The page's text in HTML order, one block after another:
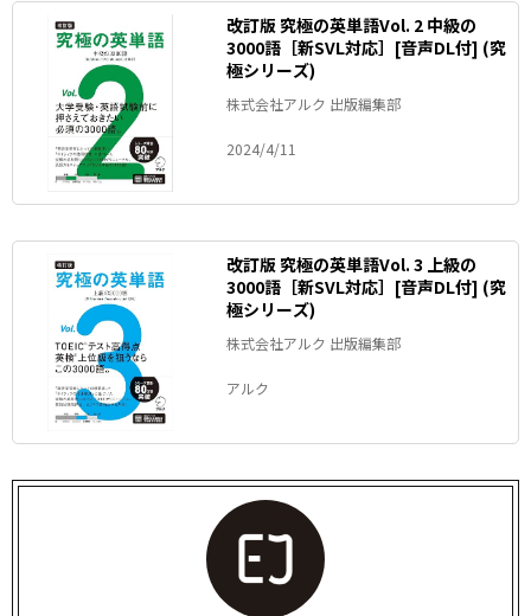
改訂版 究極の英単語Vol. 2 中級の
3000語［新SVL対応］[音声DL付] (究
極シリーズ)
株式会社アルク 出版編集部
2024/4/11
改訂版 究極の英単語Vol. 3 上級の
3000語［新SVL対応］[音声DL付] (究
極シリーズ)
株式会社アルク 出版編集部
アルク